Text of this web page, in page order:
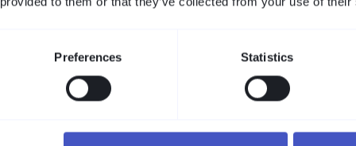
Preferences Statistics
auf Webseiten zu folgen. Die Absicht ist,
für Publisher und werbetreibende Drittparteien